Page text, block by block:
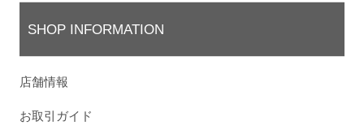
SHOP INFORMATION
店舗情報
お取引ガイド